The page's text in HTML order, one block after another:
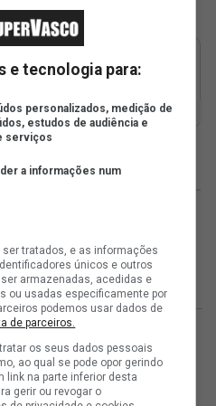
e tecnologia para:
personalizados, medição de
estudos de audiência e
serviços
a informações num
tratados, e as informações
únicos e outros
armazenadas, acedidas e
ou usadas especificamente por
podemos usar dados de
de parceiros.
os seus dados pessoais
ao qual se pode opor gerindo
link na parte inferior desta
gerir ou revogar o